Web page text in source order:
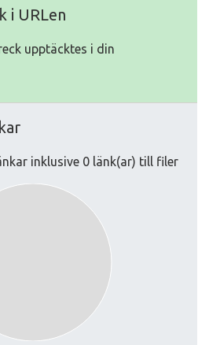
i URLen
upptäcktes i din
inklusive 0 länk(ar) till filer